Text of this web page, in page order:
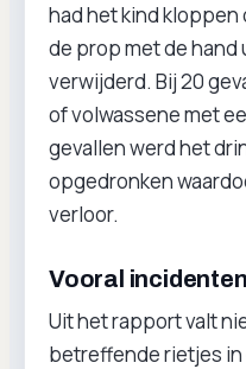
had het kind
de prop met de hand
verwijderd. Bij 20
of volwassene met
gevallen werd het
opgedronken
verloor.
Vooral
Uit het rapport valt
betreffende rietjes in